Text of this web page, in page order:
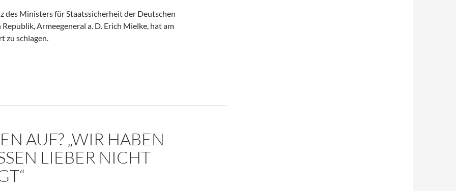
des Ministers für Staatssicherheit der Deutschen
Armeegeneral a. D. Erich Mielke, hat am
zu schlagen.
Die Trauerrede für Erich Mielke (1907-2000)
AUF? „WIR HABEN
LIEBER NICHT